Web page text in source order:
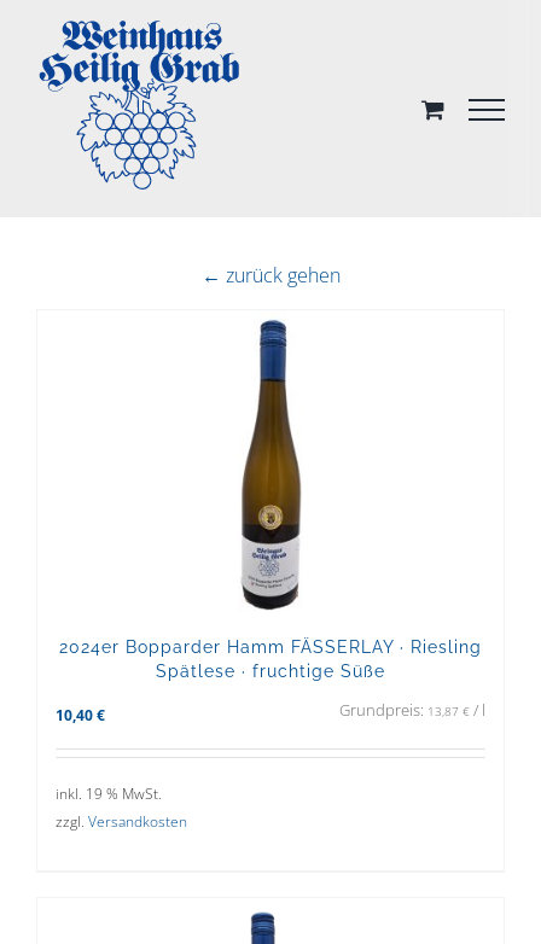
content
← zurück gehen
2024er Bopparder Hamm FÄSSERLAY · Riesling
Spätlese · fruchtige Süße
10,40 € Grundpreis: 13,87 € / l
inkl. 19 % MwSt.
zzgl. Versandkosten